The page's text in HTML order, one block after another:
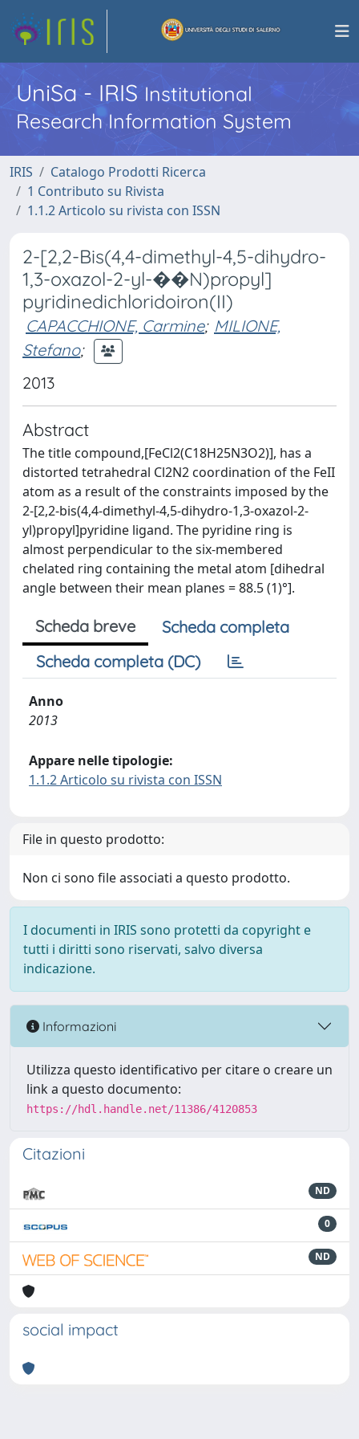
UniSa - IRISInstitutional
Research Information System
IRIS
Catalogo Prodotti Ricerca
1 Contributo su Rivista
1.1.2 Articolo su rivista con ISSN
2-[2,2-Bis(4,4-dimethyl-4,5-dihydro-
1,3-oxazol-2-yl-��N)propyl]
pyridinedichloridoiron(II)
CAPACCHIONE, Carmine; MILIONE,
Stefano;
2013
Abstract
The title compound,[FeCl2(C18H25N3O2)], has a
distorted tetrahedral Cl2N2 coordination of the FeII
atom as a result of the constraints imposed by the
2-[2,2-bis(4,4-dimethyl-4,5-dihydro-1,3-oxazol-2-
yl)propyl]pyridine ligand. The pyridine ring is
almost perpendicular to the six-membered
chelated ring containing the metal atom [dihedral
angle between their mean planes = 88.5 (1)°].
Scheda breve
Scheda completa
Scheda completa (DC)
Anno
2013
Appare nelle tipologie:
1.1.2 Articolo su rivista con ISSN
File in questo prodotto:
Non ci sono file associati a questo prodotto.
I documenti in IRIS sono protetti da copyright e
tutti i diritti sono riservati, salvo diversa
indicazione.
Informazioni
Utilizza questo identificativo per citare o creare un
link a questo documento:
https://hdl.handle.net/11386/4120853
Citazioni
ND
0
ND
social impact